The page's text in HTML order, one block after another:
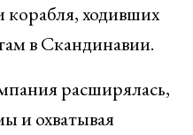
ходивших
в Скандинавии.
расширялась,
и охватывая